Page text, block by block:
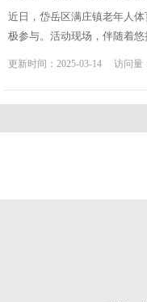
近日，岱岳区满庄镇老年人
极参与。活动现场，伴随着悠
更新时间：2025-03-14 访问量